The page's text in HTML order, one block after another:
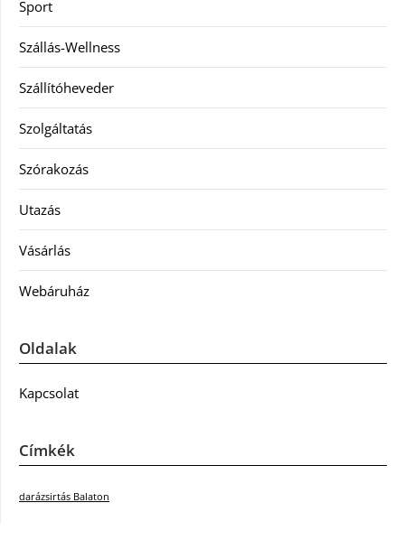
Sport
Szállás-Wellness
Szállítóheveder
Szolgáltatás
Szórakozás
Utazás
Vásárlás
Webáruház
Oldalak
Kapcsolat
Címkék
darázsirtás Balaton